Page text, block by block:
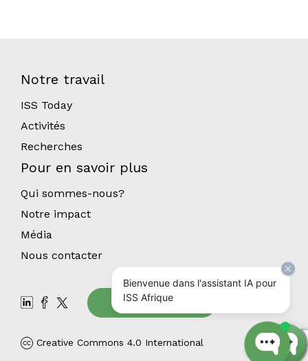
Notre travail
ISS Today
Activités
Recherches
Pour en savoir plus
Qui sommes-nous?
Notre impact
Média
Nous contacter
Abonnez-vous
Creative Commons 4.0 International
Bienvenue dans l'assistant IA pour
ISS Afrique